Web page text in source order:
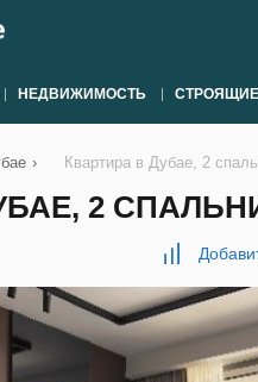
НЕДВИЖИМОСТЬ
› Квартира в Дубае, 2
2